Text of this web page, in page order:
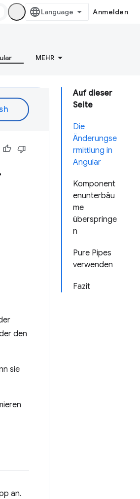
Anmelden
MEHR
Auf dieser
Seite
Die
Änderungse
rmittlung in
Angular
Komponent
enunterbäu
me
überspringe
n
Pure Pipes
verwenden
Fazit
den
sie
an.